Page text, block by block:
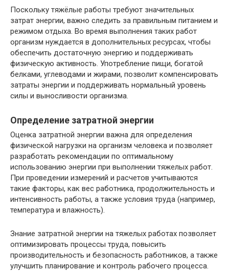
Поскольку тяжёлые работы требуют значительных
затрат энергии, важно следить за правильным питанием и
режимом отдыха. Во время выполнения таких работ
организм нуждается в дополнительных ресурсах, чтобы
обеспечить достаточную энергию и поддерживать
физическую активность. Употребление пищи, богатой
белками, углеводами и жирами, позволит компенсировать
затраты энергии и поддерживать нормальный уровень
силы и выносливости организма.
Определение затратной энергии
Оценка затратной энергии важна для определения
физической нагрузки на организм человека и позволяет
разработать рекомендации по оптимальному
использованию энергии при выполнении тяжелых работ.
При проведении измерений и расчетов учитываются
такие факторы, как вес работника, продолжительность и
интенсивность работы, а также условия труда (например,
температура и влажность).
Знание затратной энергии на тяжелых работах позволяет
оптимизировать процессы труда, повысить
производительность и безопасность работников, а также
улучшить планирование и контроль рабочего процесса.